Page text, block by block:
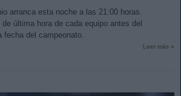
arranca esta noche a las 21:00 horas.
última hora de cada equipo antes del
del campeonato.
Leer más »